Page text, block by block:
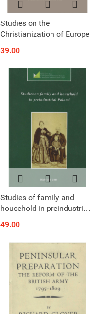
Studies on the
Christianization of Europe
39.00
Studies of family and
household in preindustrial
49.00